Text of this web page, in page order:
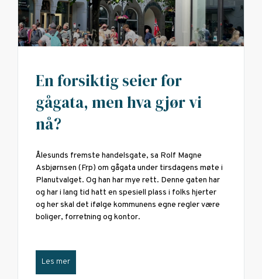
En forsiktig seier for
gågata, men hva gjør vi
nå?
Ålesunds fremste handelsgate, sa Rolf Magne
Asbjørnsen (Frp) om gågata under tirsdagens møte i
Planutvalget. Og han har mye rett. Denne gaten har
og har i lang tid hatt en spesiell plass i folks hjerter
og her skal det ifølge kommunens egne regler være
boliger, forretning og kontor.
Les mer